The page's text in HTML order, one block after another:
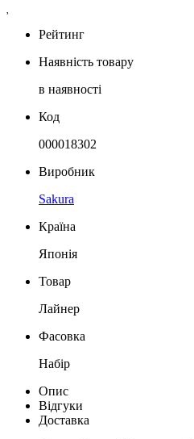
Рейтинг
Наявність товару
в наявності
Код
000018302
Виробник
Sakura
Країна
Японія
Товар
Лайнер
Фасовка
Набір
Опис
Відгуки
Доставка